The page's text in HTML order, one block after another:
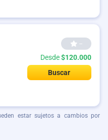
--
Desde$120.000
Buscar
estar sujetos a cambios por